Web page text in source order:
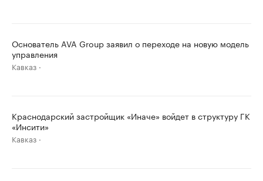
Основатель AVA Group заявил о переходе на новую модель
управления
Кавказ
Краснодарский застройщик «Иначе» войдет в структуру ГК
«Инсити»
Кавказ